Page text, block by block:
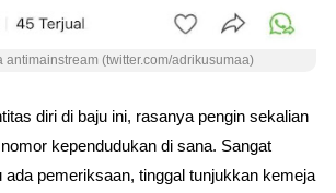
antimainstream (twitter.com/adrikusumaa)
diri di baju ini, rasanya pengin sekalian
kependudukan di sana. Sangat
ada pemeriksaan, tinggal tunjukkan kemeja